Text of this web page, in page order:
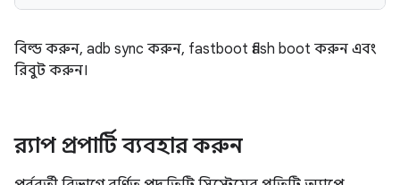
বিল্ড করুন, adb sync করুন, fastboot flash boot করুন এবং
রিবুট করুন।
র‍্যাপ প্রপার্টি ব্যবহার করুন